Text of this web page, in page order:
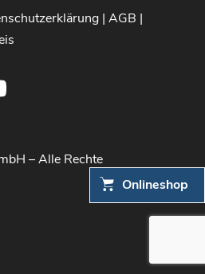
Onlineshop
|AGB |
– Alle Rechte